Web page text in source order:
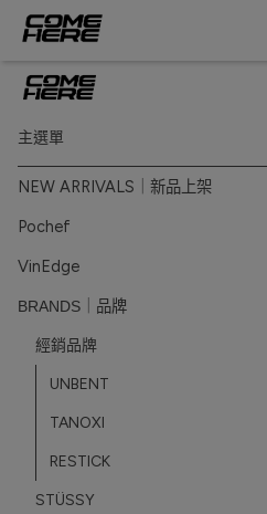
主選單
NEW ARRIVALS｜新品上架
Pochef
VinEdge
BRANDS｜品牌
經銷品牌
UNBENT
TANOXI
RESTICK
STÜSSY